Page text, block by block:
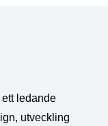
ledande
utveckling